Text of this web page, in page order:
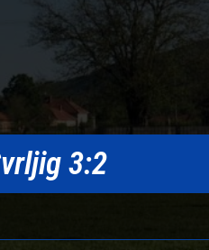
3:2